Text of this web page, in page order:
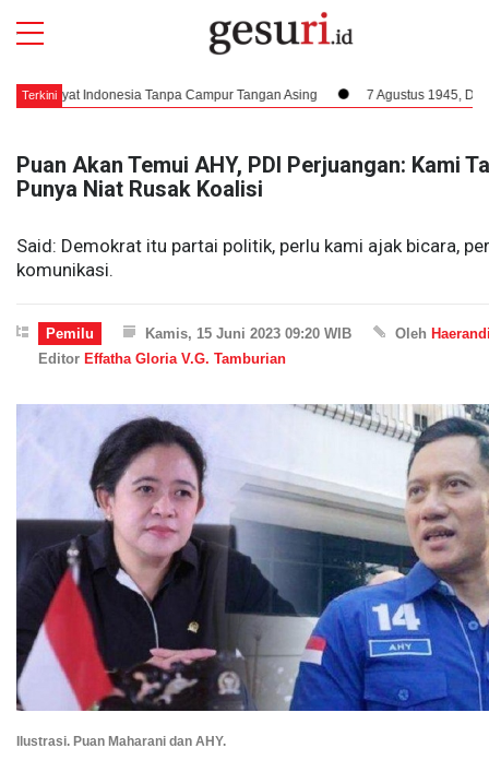
Terkini
Indonesia Tanpa Campur Tangan Asing 7 Agustus 1945, Dampak
Puan Akan Temui AHY, PDI Perjuangan: Kami
Punya Niat Rusak Koalisi
Said: Demokrat itu partai politik, perlu kami ajak bicara,
komunikasi.
Pemilu Kamis, 15 Juni 2023 09:20 WIB Oleh
Editor Effatha Gloria V.G. Tamburian
Ilustrasi. Puan Maharani dan AHY.